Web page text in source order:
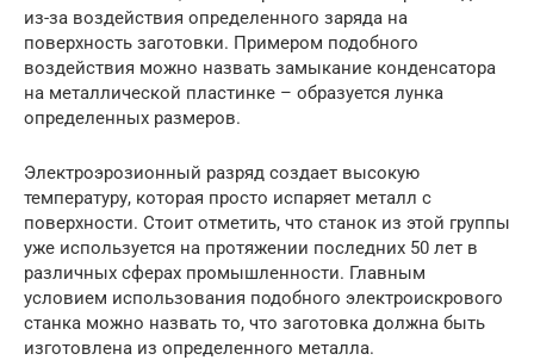
из-за воздействия определенного заряда на
поверхность заготовки. Примером подобного
воздействия можно назвать замыкание конденсатора
на металлической пластинке – образуется лунка
определенных размеров.
Электроэрозионный разряд создает высокую
температуру, которая просто испаряет металл с
поверхности. Стоит отметить, что станок из этой группы
уже используется на протяжении последних 50 лет в
различных сферах промышленности. Главным
условием использования подобного электроискрового
станка можно назвать то, что заготовка должна быть
изготовлена из определенного металла.